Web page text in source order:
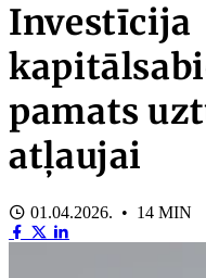
Investīcija
pamats
atļaujai
01.04.2026. • 14 MIN